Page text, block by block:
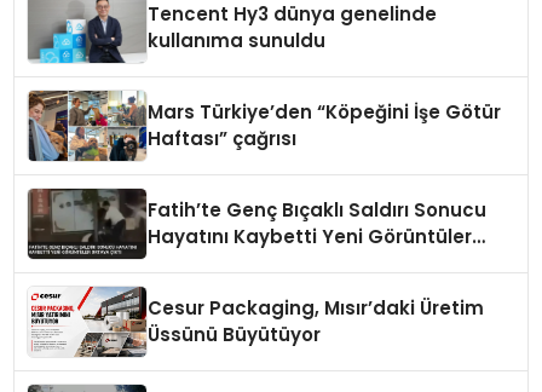
Tencent Hy3 dünya genelinde
kullanıma sunuldu
Mars Türkiye’den “Köpeğini İşe Götür
Haftası” çağrısı
Fatih’te Genç Bıçaklı Saldırı Sonucu
Hayatını Kaybetti Yeni Görüntüler
Cesur Packaging, Mısır’daki Üretim
Üssünü Büyütüyor